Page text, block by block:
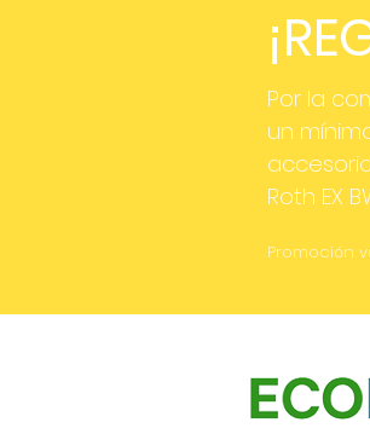
Por la
un
Roth EX
Promoción